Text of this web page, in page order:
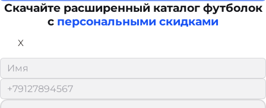
Скачайте расширенный каталог футболок
с персональными скидками
X